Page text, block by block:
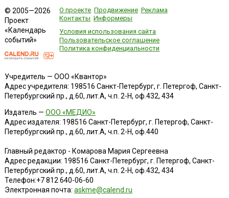
© 2005—2026
Проект
«Календарь
событий»
О проекте Продвижение Реклама
Контакты Информеры
Условия использования сайта
Пользовательское соглашение
Политика конфиденциальности
Учредитель — ООО «Квантор»
Адрес учредителя: 198516 Санкт-Петербург, г. Петергоф, Санкт-
Петербургский пр., д.60, лит.А, ч.п. 2-Н, оф.432, 434
Издатель — ООО «МЕДИО»
Адрес издателя: 198516 Санкт-Петербург, г. Петергоф, Санкт-
Петербургский пр., д.60, лит.А, ч.п. 2-Н, оф.440
Главный редактор - Комарова Мария Сергеевна
Адрес редакции: 198516 Санкт-Петербург, г. Петергоф, Санкт-
Петербургский пр., д.60, лит.А, ч.п. 2-Н, оф.432, 434
Телефон:+7 812 640-06-60
Электронная почта: askme@calend.ru